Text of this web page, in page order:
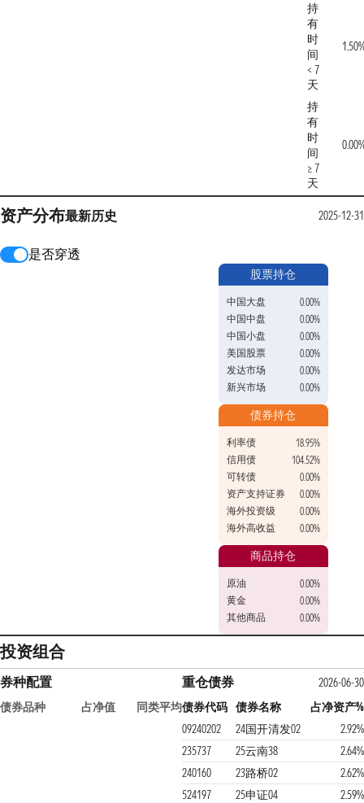
持
有
时
间
< 7
天
持
有
时
间
≥ 7
天
资产分布最新历史 2025-12-31
是否穿透
股票持仓
中国大盘
0.00%
中国中盘
0.00%
中国小盘
0.00%
美国股票
0.00%
发达市场
0.00%
新兴市场
0.00%
债券持仓
利率债
18.95%
信用债
104.52%
可转债
0.00%
资产支持证券
0.00%
海外投资级
0.00%
海外高收益
0.00%
商品持仓
原油
0.00%
黄金
0.00%
其他商品
0.00%
投资组合
券种配置
债券品种 占净值 同类平均
重仓债券
2026-06-30
债券代码 债券名称
占净资产%
09240202
24国开清发02
2.92%
235737
25云南38
2.64%
240160
23路桥02
2.62%
524197
25申证04 2.59%